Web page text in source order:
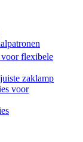
flexibele
zaklamp
voor